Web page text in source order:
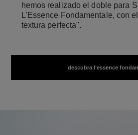
hemos realizado el doble para
L'Essence Fondamentale, con
textura perfecta".
descubra l’essence